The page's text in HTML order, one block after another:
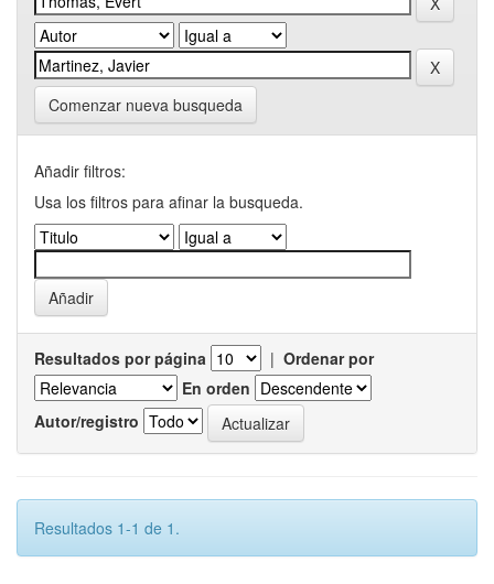
Comenzar nueva busqueda
Añadir filtros:
Usa los filtros para afinar la busqueda.
Resultados por página | Ordenar por
En orden
Autor/registro
Resultados 1-1 de 1.